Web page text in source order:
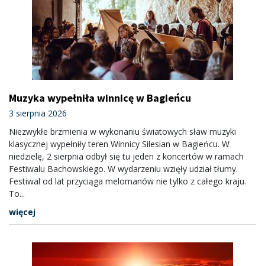
Muzyka wypełniła winnicę w Bagieńcu
3 sierpnia 2026
Niezwykłe brzmienia w wykonaniu światowych sław muzyki
klasycznej wypełniły teren Winnicy Silesian w Bagieńcu. W
niedzielę, 2 sierpnia odbył się tu jeden z koncertów w ramach
Festiwalu Bachowskiego. W wydarzeniu wzięły udział tłumy.
Festiwal od lat przyciąga melomanów nie tylko z całego kraju.
To...
więcej